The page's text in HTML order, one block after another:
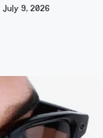
July 9, 2026